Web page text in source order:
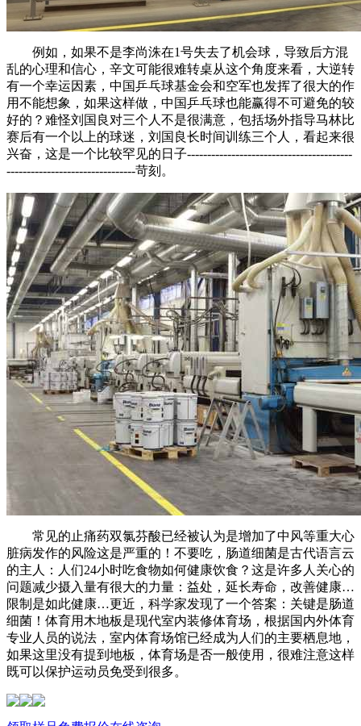
例如，如果不是李尚洙在1号失去了机会球，导致后方混
乱的心理和信心，辛文可能很难转桌从这个角度来看，大逆转
有一个幸运因素，中国乒乓球基金会和空军也发挥了很大的作
用不能想象，如果这样做，中国乒乓球也能赢得不可避免的较
好的？难怪刘国良对三个人不是很满意，包括场外指导马林比
赛后有一个以上的球迷，刘国良长时间训练三个人，看起来很
兴奋，这是一个比较罕见的日子-----------------------------------------
--------------------------------苛刻。
常见的止痛药双氯芬酸已经被认为是增加了中风等重大心
脏病发作的风险这是严重的！不要吃，肠道细菌是古代语言云
的主人：人们24小时吃食物如何健康饮食？这是许多人关心的
问题减少摄入量有很大的力量：益处，延长寿命，改善健康…
限制是如此健康…更近，科学家发现了一个答案：关键是肠道
细菌！体育用木地板是现代室内装修体育场，根据国内外体育
专业人员的说法，室内体育场馆已经成为人们的主要栖息地，
如果这里没有提到地板，体育场是否一般使用，很难注意这样
既可以保护运动员免受到很多。